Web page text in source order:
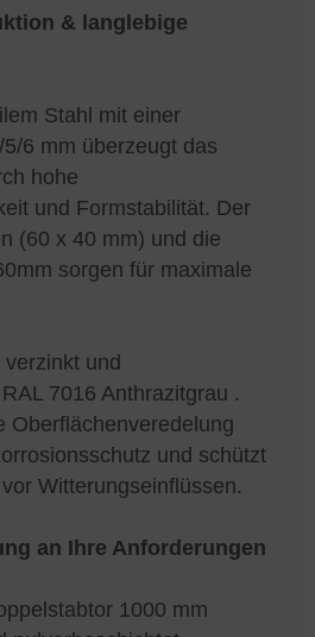
& langlebige
Stahl mit einer
6 mm überzeugt das
hohe
und Formstabilität. Der
(60 x 40 mm) und die
sorgen für maximale
und
7016 Anthrazitgrau .
Oberflächenveredelung
und schützt
Witterungseinflüssen.
an Ihre Anforderungen
1000 mm